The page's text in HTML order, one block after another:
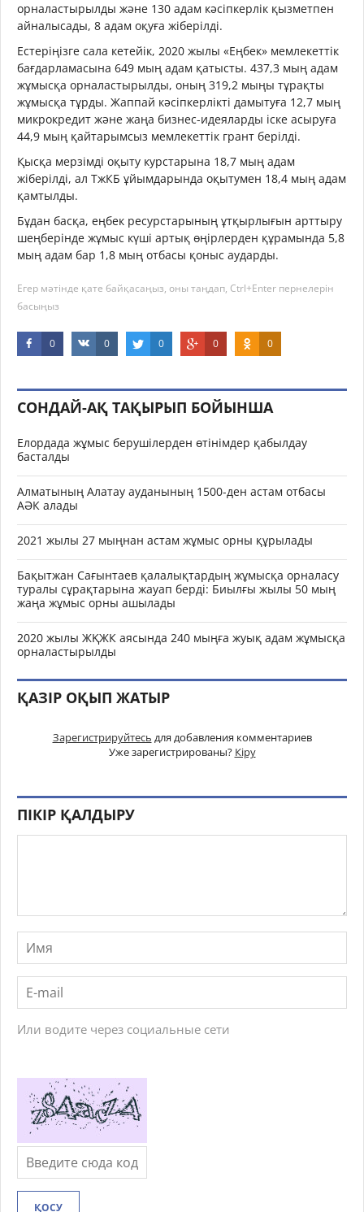
орналастырылды және 130 адам кәсіпкерлік қызметпен
айналысады, 8 адам оқуға жіберілді.
Естеріңізге сала кетейік, 2020 жылы «Еңбек» мемлекеттік
бағдарламасына 649 мың адам қатысты. 437,3 мың адам
жұмысқа орналастырылды, оның 319,2 мыңы тұрақты
жұмысқа тұрды. Жаппай кәсіпкерлікті дамытуға 12,7 мың
микрокредит және жаңа бизнес-идеяларды іске асыруға
44,9 мың қайтарымсыз мемлекеттік грант берілді.
Қысқа мерзімді оқыту курстарына 18,7 мың адам
жіберілді, ал ТжКБ ұйымдарында оқытумен 18,4 мың адам
қамтылды.
Бұдан басқа, еңбек ресурстарының ұтқырлығын арттыру
шеңберінде жұмыс күші артық өңірлерден құрамында 5,8
мың адам бар 1,8 мың отбасы қоныс аударды.
Егер мәтінде қате байқасаңыз, оны таңдап, Ctrl+Enter пернелерін
басыңыз
0 0 0 0 0
СОНДАЙ-АҚ ТАҚЫРЫП БОЙЫНША
Елордада жұмыс берушілерден өтінімдер қабылдау
басталды
Алматының Алатау ауданының 1500-ден астам отбасы
АӘК алады
2021 жылы 27 мыңнан астам жұмыс орны құрылады
Бақытжан Сағынтаев қалалықтардың жұмысқа орналасу
туралы сұрақтарына жауап берді: Биылғы жылы 50 мың
жаңа жұмыс орны ашылады
2020 жылы ЖҚЖК аясында 240 мыңға жуық адам жұмысқа
орналастырылды
ҚАЗІР ОҚЫП ЖАТЫР
Зарегистрируйтесь для добавления комментариев
Уже зарегистрированы? Кіру
ПІКІР ҚАЛДЫРУ
Или водите через социальные сети
ҚОСУ